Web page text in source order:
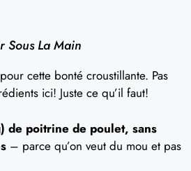
Sous La Main
cette bonté croustillante. Pas
ici! Juste ce qu’il faut!
de poitrine de poulet, sans
– parce qu’on veut du mou et pas